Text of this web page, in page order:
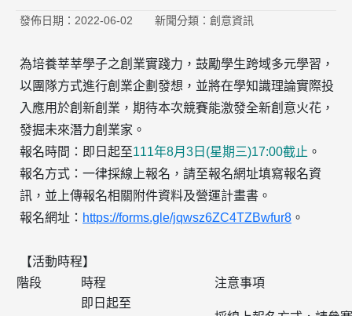
發佈日期：2022-06-02 新聞分類：創意資訊
為培養莘莘學子之創業實踐力，鼓勵學生跨域多元學習，
以團隊方式進行創業企劃發想，並將在學知識理論實際投
入應用於創新創業，期待本次競賽能激發全新創意火花，
發掘未來潛力創業家。
報名時間：即日起至111年8月3日(星期三)17:00截止 。
報名方式：一律採線上報名，請至報名網址填寫報名資
訊，並上傳報名相關附件資料及營運計畫書。
報名網址： https://forms.gle/jqwsz6ZC4TZBwfur8 。
【活動時程】
階段
時程 注意事項
即日起至